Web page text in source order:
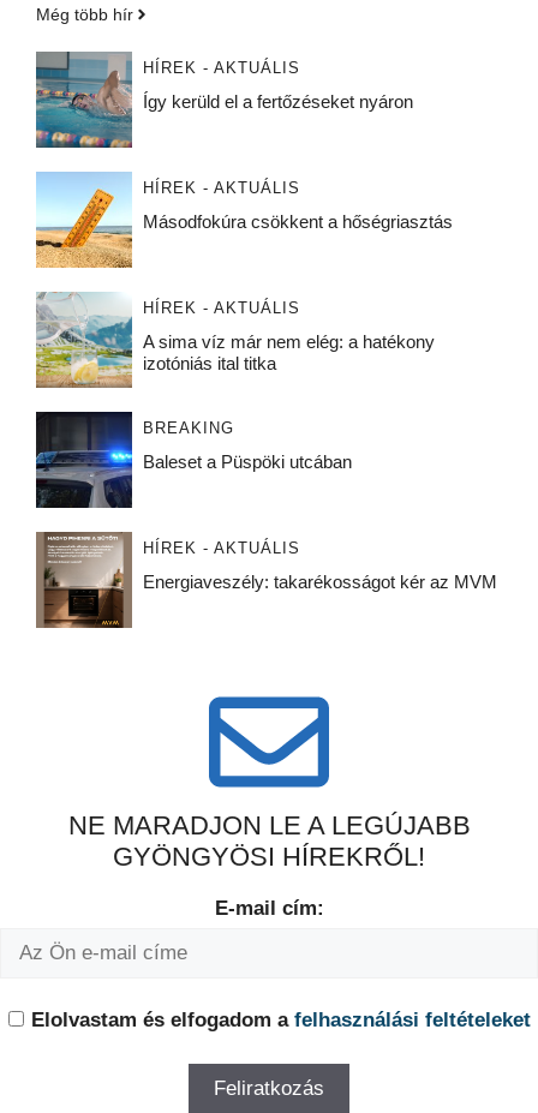
Még több hír
HÍREK - AKTUÁLIS
Így kerüld el a fertőzéseket nyáron
HÍREK - AKTUÁLIS
Másodfokúra csökkent a hőségriasztás
HÍREK - AKTUÁLIS
A sima víz már nem elég: a hatékony
izotóniás ital titka
BREAKING
Baleset a Püspöki utcában
HÍREK - AKTUÁLIS
Energiaveszély: takarékosságot kér az MVM
NE MARADJON LE A LEGÚJABB
GYÖNGYÖSI HÍREKRŐL!
E-mail cím:
Elolvastam és elfogadom a felhasználási feltételeket